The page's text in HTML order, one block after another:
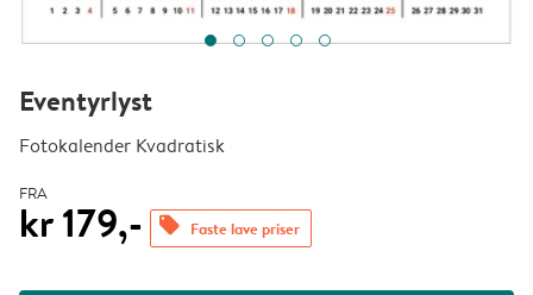
Eventyrlyst
Fotokalender Kvadratisk
FRA
kr 179,- offers Faste lave priser